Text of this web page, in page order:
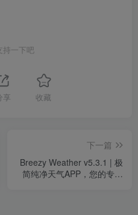
持一下吧
享 收藏
下一篇
Breezy Weather v5.3.1 | 极
简纯净天气APP，您的专属